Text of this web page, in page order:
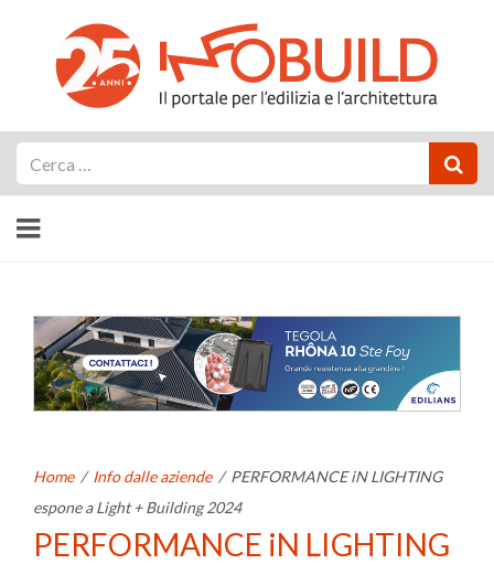
Home / Info dalle aziende / PERFORMANCE iN LIGHTING
espone a Light + Building 2024
PERFORMANCE iN LIGHTING